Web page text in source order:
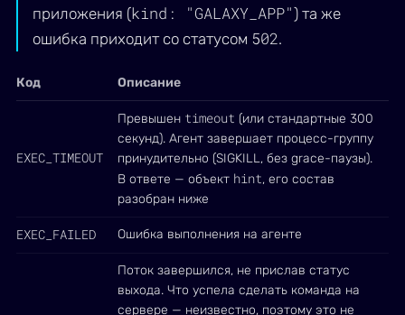
приложения (kind: "GALAXY_APP") та же
ошибка приходит со статусом 502.
Код Описание
EXEC_TIMEOUT
Превышен timeout (или стандартные 300
секунд). Агент завершает процесс-группу
принудительно (SIGKILL, без grace-паузы).
В ответе — объект hint, его состав
разобран ниже
EXEC_FAILED Ошибка выполнения на агенте
Поток завершился, не прислав статус
выхода. Что успела сделать команда на
сервере — неизвестно, поэтому это не